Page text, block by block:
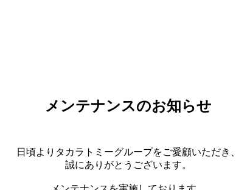
メンテナンスのお知らせ
日頃よりタカラトミーグループをご愛顧いただき、
誠にありがとうございます。